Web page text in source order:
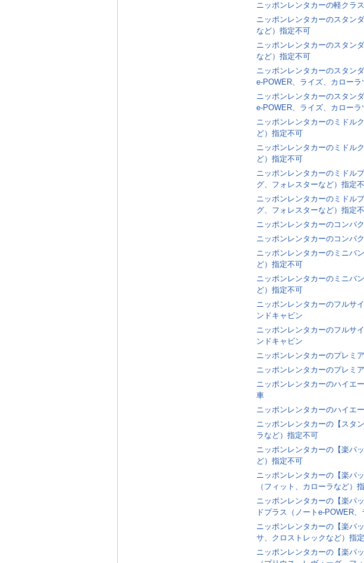
ニッポンレンタカーの軽クラ
ニッポンレンタカーのスタン
など）指定不可
ニッポンレンタカーのスタン
など）指定不可
ニッポンレンタカーのスタン
e-POWER、ライズ、カローラ
ニッポンレンタカーのスタン
e-POWER、ライズ、カローラ
ニッポンレンタカーのミドル
ど）指定不可
ニッポンレンタカーのミドル
ど）指定不可
ニッポンレンタカーのミドル
グ、フォレスターなど）指定
ニッポンレンタカーのミドル
グ、フォレスターなど）指定
ニッポンレンタカーのコンパ
ニッポンレンタカーのコンパ
ニッポンレンタカーのミニバ
ど）指定不可
ニッポンレンタカーのミニバ
ど）指定不可
ニッポンレンタカーのフルサ
ンドキャビン
ニッポンレンタカーのフルサ
ンドキャビン
ニッポンレンタカーのプレミ
ニッポンレンタカーのプレミ
ニッポンレンタカーのハイエ
車
ニッポンレンタカーのハイエ
ニッポンレンタカーの【スタ
ラなど）指定不可
ニッポンレンタカーの【楽パ
ど）指定不可
ニッポンレンタカーの【楽パ
（フィット、カローラなど）
ニッポンレンタカーの【楽パ
ドプラス（ノートe-POWER
ニッポンレンタカーの【楽パ
サ、クロストレックなど）指
ニッポンレンタカーの【楽パ